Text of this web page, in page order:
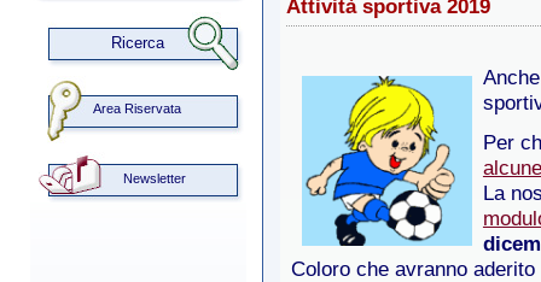
Ricerca
Area Riservata
Newsletter
Attività sportiva 2019
Per
La
Coloro che avranno